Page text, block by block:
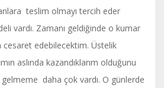
teslim olmayı tercih eder
vardı. Zamanı geldiğinde o kumar
cesaret edebilecektim. Üstelik
aslında kazandıklarım olduğunu
daha çok vardı. O günlerde